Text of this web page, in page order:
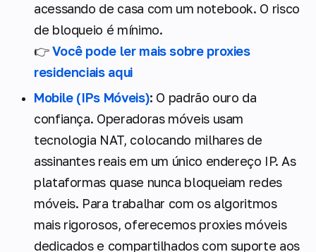
acessando de casa com um notebook. O risco
de bloqueio é mínimo.
👉Você pode ler mais sobre proxies
residenciais aqui
Mobile (IPs Móveis): O padrão ouro da
confiança. Operadoras móveis usam
tecnologia NAT, colocando milhares de
assinantes reais em um único endereço IP. As
plataformas quase nunca bloqueiam redes
móveis. Para trabalhar com os algoritmos
mais rigorosos, oferecemos proxies móveis
dedicados e compartilhados com suporte aos